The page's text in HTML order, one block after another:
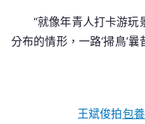
“就像年青人打卡游
分布的情形，一路‘掃鳥’曩
王斌俊拍包